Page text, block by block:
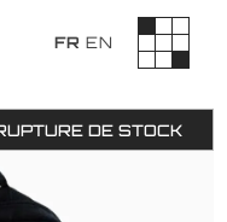
FR EN
DE STOCK